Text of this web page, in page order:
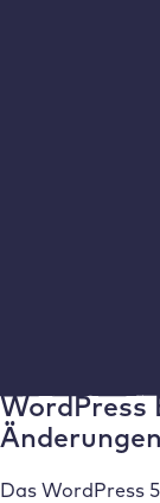
WordPress
Das WordPress